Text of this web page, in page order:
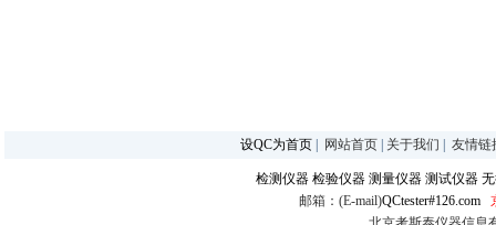
设QC为首页 网站首页 关于我们 友情链
检测仪器 检验仪器 测量仪器 测试仪器
邮箱：(E-mail)QCtester#126.com